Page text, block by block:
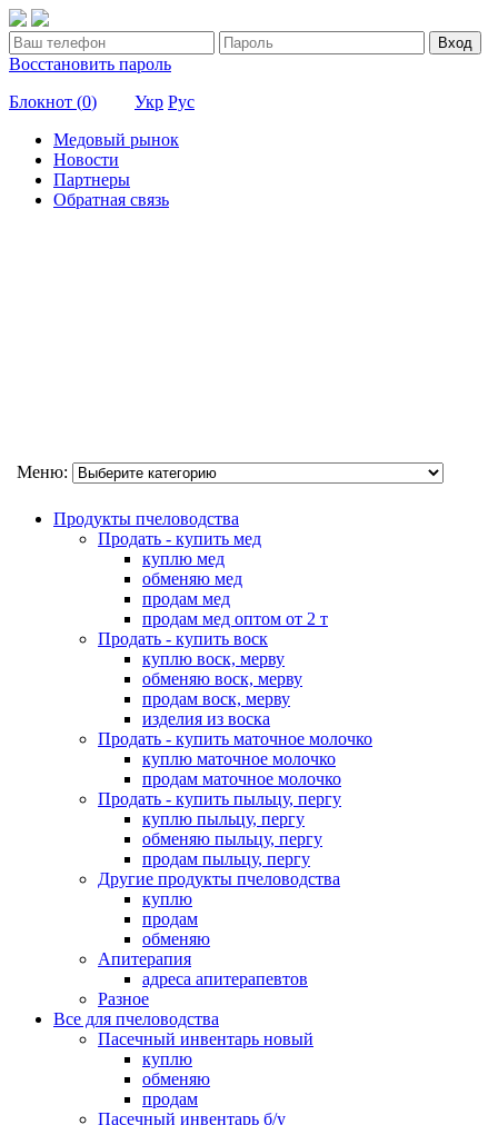
Вход
Восстановить пароль
Блокнот (0) Укр Рус
Медовый рынок
Новости
Партнеры
Обратная связь
Меню:
Продукты пчеловодства
Продать - купить мед
куплю мед
обменяю мед
продам мед
продам мед оптом от 2 т
Продать - купить воск
куплю воск, мерву
обменяю воск, мерву
продам воск, мерву
изделия из воска
Продать - купить маточное молочко
куплю маточное молочко
продам маточное молочко
Продать - купить пыльцу, пергу
куплю пыльцу, пергу
обменяю пыльцу, пергу
продам пыльцу, пергу
Другие продукты пчеловодства
куплю
продам
обменяю
Апитерапия
адреса апитерапевтов
Разное
Все для пчеловодства
Пасечный инвентарь новый
куплю
обменяю
продам
Пасечный инвентарь б/у